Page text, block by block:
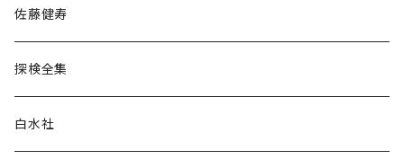
民族・風習
言語・ことば
佐藤健寿
探検全集
白水社